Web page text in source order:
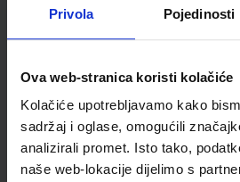
Privola Pojedinosti
Ova web-stranica koristi kolačiće
Kolačiće upotrebljavamo kako
sadržaj i oglase, omogućili
analizirali promet. Isto tako,
naše web-lokacije dijelimo s
Autor(i):Josipa Blagus Marijana Šundov
Nakladnik:ŠKOLSKA KNJIGA d.d.
SKU: 567080 CIJENA:
ŠIFRA OMOTA: 500744
Udžbenik Omot